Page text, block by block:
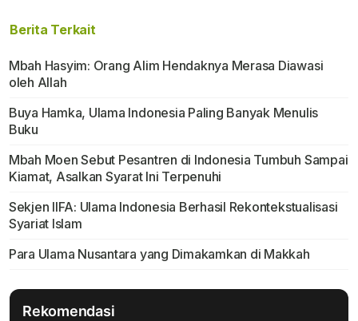
Berita Terkait
Mbah Hasyim: Orang Alim Hendaknya Merasa Diawasi
oleh Allah
Buya Hamka, Ulama Indonesia Paling Banyak Menulis
Buku
Mbah Moen Sebut Pesantren di Indonesia Tumbuh Sampai
Kiamat, Asalkan Syarat Ini Terpenuhi
Sekjen IIFA: Ulama Indonesia Berhasil Rekontekstualisasi
Syariat Islam
Para Ulama Nusantara yang Dimakamkan di Makkah
Rekomendasi